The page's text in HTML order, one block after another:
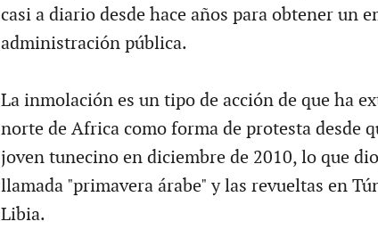
casi a diario desde hace años para obtener un
administración pública.
La inmolación es un tipo de acción de que ha
norte de Africa como forma de protesta desde
joven tunecino en diciembre de 2010, lo que
llamada "primavera árabe" y las revueltas en
Libia.